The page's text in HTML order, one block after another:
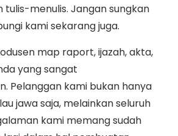
tulis-menulis. Jangan sungkan
kami sekarang juga.
map raport, ijazah, akta,
yang sangat
Pelanggan kami bukan hanya
jawa saja, melainkan seluruh
kami memang sudah